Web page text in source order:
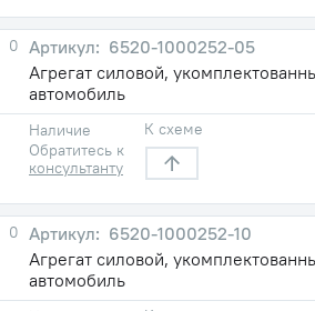
0
6520-1000252-05
Агрегат силовой,
автомобиль
Наличие
Обратитесь к
консультанту
К схеме
0
6520-1000252-10
Агрегат силовой,
автомобиль